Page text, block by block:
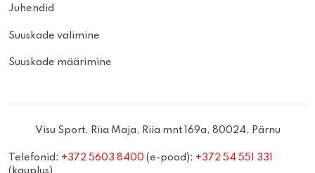
Juhendid
Suuskade valimine
Suuskade määrimine
Visu Sport, Riia Maja, Riia mnt 169a, 80024, Pärnu
Telefonid: +372 5603 8400 (e-pood); +372 54 551 331
(kauplus)